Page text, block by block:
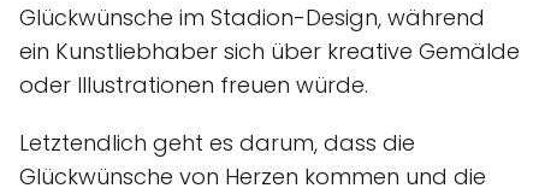
Glückwünsche im Stadion-Design, während
ein Kunstliebhaber sich über kreative Gemälde
oder Illustrationen freuen würde.
Letztendlich geht es darum, dass die
Glückwünsche von Herzen kommen und die